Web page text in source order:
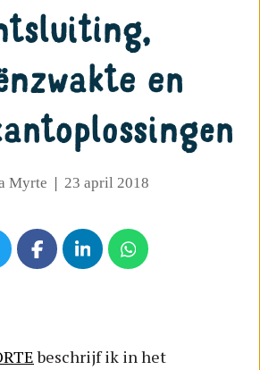
en
Myrte | 23 april 2018
beschrijf ik in het